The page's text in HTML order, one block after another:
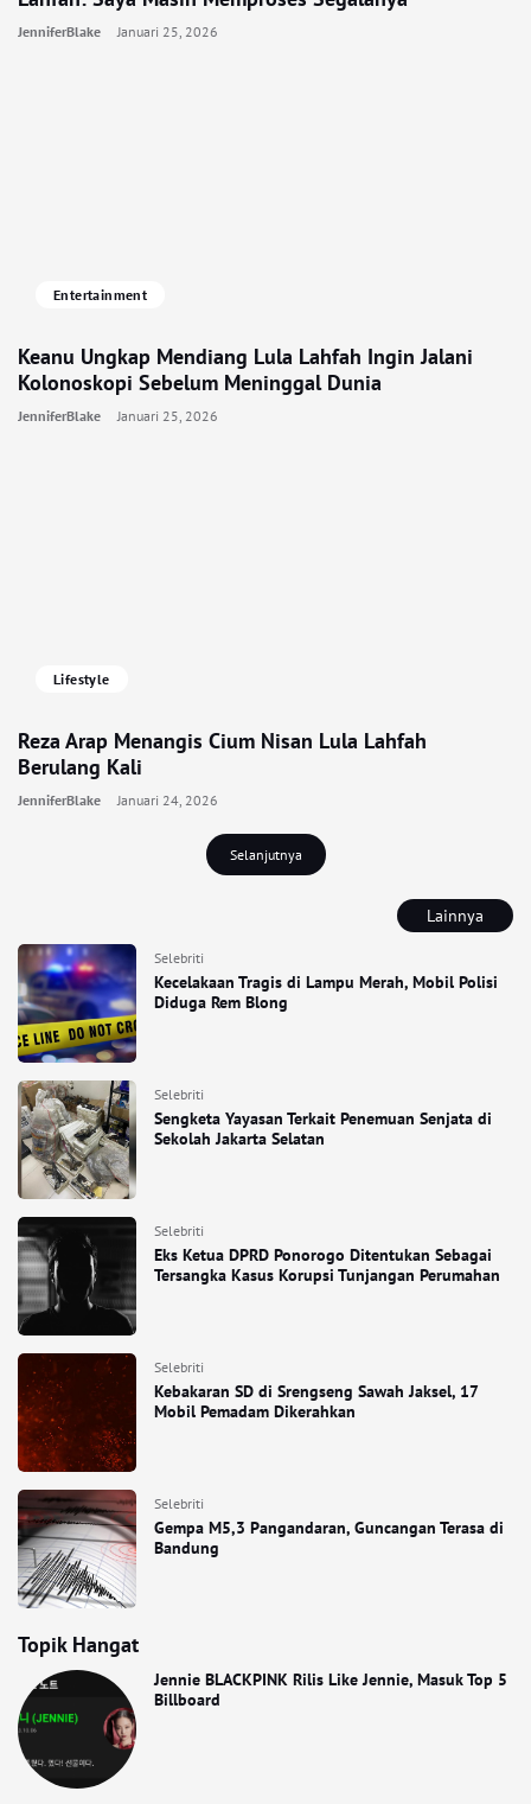
Lainnya
Selebriti
Kecelakaan Tragis di Lampu Merah, Mobil Polisi
Diduga Rem Blong
Selebriti
Sengketa Yayasan Terkait Penemuan Senjata di
Sekolah Jakarta Selatan
Selebriti
Eks Ketua DPRD Ponorogo Ditentukan Sebagai
Tersangka Kasus Korupsi Tunjangan Perumahan
Selebriti
Kebakaran SD di Srengseng Sawah Jaksel, 17
Mobil Pemadam Dikerahkan
Selebriti
Gempa M5,3 Pangandaran, Guncangan Terasa di
Bandung
Topik Hangat
Jennie BLACKPINK Rilis Like Jennie, Masuk Top 5
Billboard
JenniferBlake Januari 25, 2026
Entertainment
Keanu Ungkap Mendiang Lula Lahfah Ingin Jalani
Kolonoskopi Sebelum Meninggal Dunia
JenniferBlake Januari 25, 2026
Lifestyle
Reza Arap Menangis Cium Nisan Lula Lahfah
Berulang Kali
JenniferBlake Januari 24, 2026
Selanjutnya